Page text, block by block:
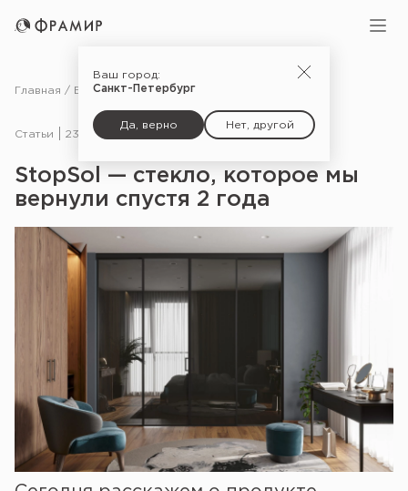
Ваш город:
Санкт-Петербург
Да, верно Нет, другой
Главная Блог Статьи
Статьи 23.08.23
StopSol — стекло, которое мы
вернули спустя 2 года